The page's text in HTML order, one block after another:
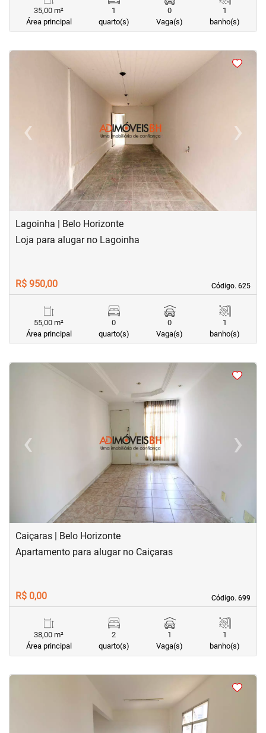
35,00 m²
Área principal
1
quarto(s)
0
Vaga(s)
1
banho(s)
‹Previous ›Next
Lagoinha | Belo Horizonte
Código. 625
Código. 625
Loja para alugar no Lagoinha
R$ 950,00
55,00 m²
Área principal
0
quarto(s)
0
Vaga(s)
1
banho(s)
<
‹Previous ›Next
Caiçaras | Belo Horizonte
Código. 699
Código. 699
Apartamento para alugar no Caiçaras
R$ 0,00
38,00 m²
Área principal
2
quarto(s)
1
Vaga(s)
1
banho(s)
<